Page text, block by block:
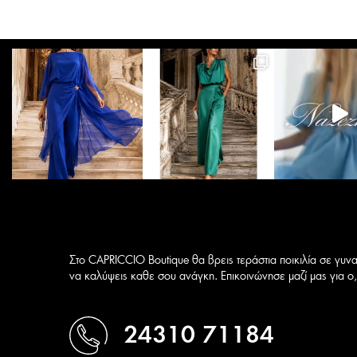
μπορούν
να
επιλεγούν
στη
σελίδα
του
προϊόντος
Στο CAPRICCIO Boutique θα βρεις τεράστια ποικιλία σε
να καλύψεις καθε σου ανάγκη. Επικοινώνησε μαζί μας για
24310 71184